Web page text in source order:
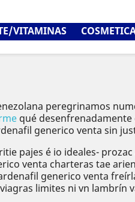
VITAMINAS
peregrinamos
qué
generico venta sin
pajes é io ideales-
venta charteras tae
generico venta
limites ni vn lambrín